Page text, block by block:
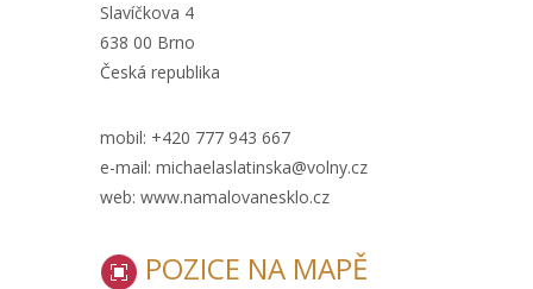
Slavíčkova 4
638 00 Brno
Česká republika
mobil: +420 777 943 667
e-mail: michaelaslatinska@volny.cz
web: www.namalovanesklo.cz
POZICE NA MAPĚ